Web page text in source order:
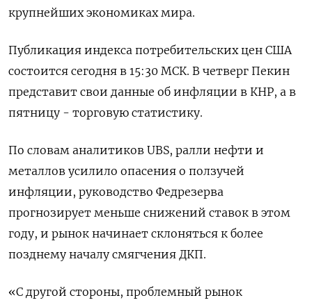
крупнейших экономиках мира.
Публикация индекса потребительских цен США
состоится сегодня в 15:30 МСК. В четверг Пекин
представит свои данные об инфляции в КНР, а в
пятницу - торговую статистику.
По словам аналитиков UBS, ралли нефти и
металлов усилило опасения о ползучей
инфляции, руководство Федрезерва
прогнозирует меньше снижений ставок в этом
году, и рынок начинает склоняться к более
позднему началу смягчения ДКП.
«C другой стороны, проблемный рынок